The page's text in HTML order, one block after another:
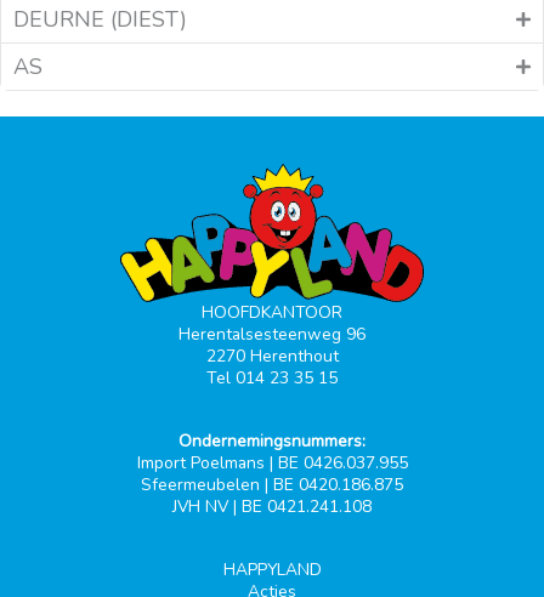
DEURNE (DIEST)
AS
HOOFDKANTOOR
Herentalsesteenweg 96
2270 Herenthout
Tel 014 23 35 15
Ondernemingsnummers:
Import Poelmans | BE 0426.037.955
Sfeermeubelen | BE 0420.186.875
JVH NV | BE 0421.241.108
HAPPYLAND
Acties